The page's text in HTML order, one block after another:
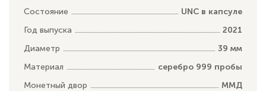
Состояние
UNC в капсуле
Год выпуска
2021
Диаметр
39 мм
Материал
серебро 999 пробы
Монетный двор
ММД